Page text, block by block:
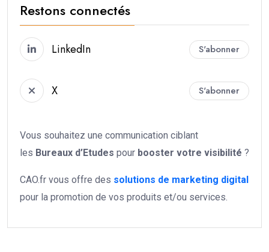
Restons connectés
LinkedIn S'abonner
X S'abonner
Vous souhaitez une communication ciblant
les Bureaux d’Etudes pour booster votre visibilité ?
CAO.fr vous offre des solutions de marketing digital
pour la promotion de vos produits et/ou services.